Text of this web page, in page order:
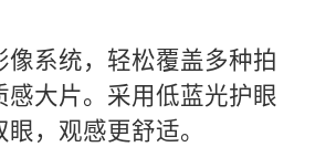
像系统，轻松覆盖多种拍
感大片。采用低蓝光护眼
，观感更舒适。